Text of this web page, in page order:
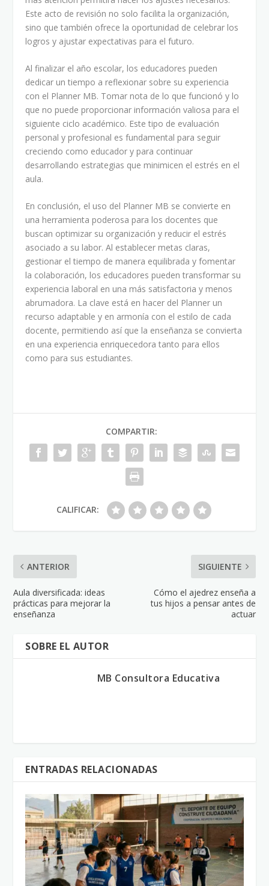
Este acto de revisión no solo facilita la organización,
sino que también ofrece la oportunidad de celebrar los
logros y ajustar expectativas para el futuro.
Al finalizar el año escolar, los educadores pueden
dedicar un tiempo a reflexionar sobre su experiencia
con el Planner MB. Tomar nota de lo que funcionó y lo
que no puede proporcionar información valiosa para el
siguiente ciclo académico. Este tipo de evaluación
personal y profesional es fundamental para seguir
creciendo como educador y para continuar
desarrollando estrategias que minimicen el estrés en el
aula.
En conclusión, el uso del Planner MB se convierte en
una herramienta poderosa para los docentes que
buscan optimizar su organización y reducir el estrés
asociado a su labor. Al establecer metas claras,
gestionar el tiempo de manera equilibrada y fomentar
la colaboración, los educadores pueden transformar su
experiencia laboral en una más satisfactoria y menos
abrumadora. La clave está en hacer del Planner un
recurso adaptable y en armonía con el estilo de cada
docente, permitiendo así que la enseñanza se convierta
en una experiencia enriquecedora tanto para ellos
como para sus estudiantes.
COMPARTIR:
CALIFICAR:
ANTERIOR
Aula diversificada: ideas
prácticas para mejorar la
enseñanza
SIGUIENTE
Cómo el ajedrez enseña a
tus hijos a pensar antes de
actuar
SOBRE EL AUTOR
MB Consultora Educativa
ENTRADAS RELACIONADAS